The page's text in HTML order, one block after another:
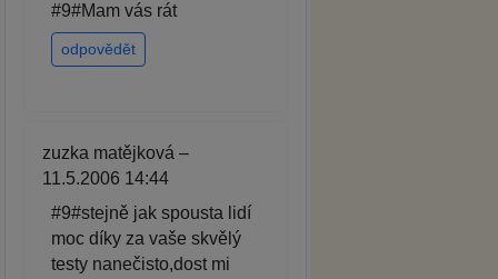
#9#Mam vás rát
odpovědět
zuzka matějková –
11.5.2006 14:44
#9#stejně jak spousta lidí
moc díky za vaše skvělý
testy nanečisto,dost mi